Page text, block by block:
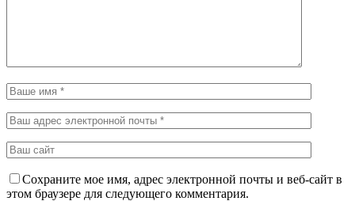
Сохраните мое имя, адрес электронной почты и веб-сайт в
этом браузере для следующего комментария.